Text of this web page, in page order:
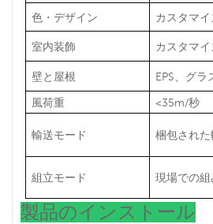
色・デザイン カスタマ
室内装飾 カスタマイ
壁と屋根 EPS、グラ
風荷重 <35m/秒
輸送モード 梱包された
組立モード 現場での
製品のインストール